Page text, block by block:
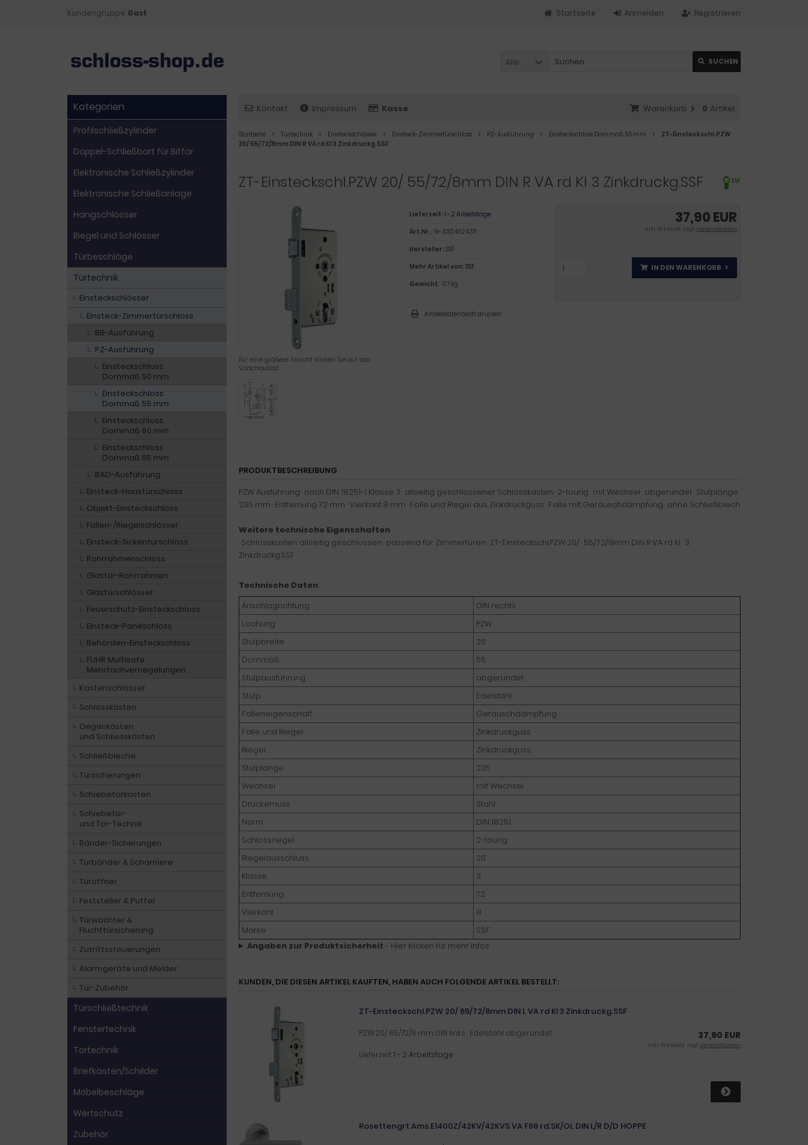
Kundengruppe: Gast Registrieren
Anmelden
Startseite
Alle SUCHEN
Kontakt Impressum Kasse Warenkorb 0 Artikel
Startseite Türtechnik Einsteckschlösser Einsteck-Zimmertürschloss PZ-Ausführung Einsteckschloss Dornmaß 55 mm
ZT-Einsteckschl.PZW
20/ 55/72/8mm DIN R VA rd Kl 3 Zinkdruckg.SSF
ZT-Einsteckschl.PZW 20/ 55/72/8mm DIN R VA rd Kl 3 Zinkdruckg.SSF
Für eine größere Ansicht klicken Sie auf das
Vorschaubild
37,90 EUR
inkl. 19 % MwSt. zzgl.Versandkosten
IN DEN WARENKORB
Lieferzeit: 1 - 2 Arbeitstage
Art.Nr.: N-3324024311
Hersteller: SSF
Mehr Artikel von: SSF
Gewicht: 0.7 kg
Artikeldatenblatt drucken
PRODUKTBESCHREIBUNG
PZW Ausführung · nach DIN 18251-1 Klasse 3 · allseitig geschlossener Schlosskasten · 2-tourig · mit Wechsel · abgerundet · Stulplänge
235 mm · Entfernung 72 mm · Vierkant 8 mm · Falle und Riegel aus Zinkdruckguss · Falle mit Geräuschdämpfung · ohne Schließblech
Weitere technische Eigenschaften
· Schlosskasten: allseitig geschlossen · passend für: Zimmertüren · ZT-Einsteckschl.PZW 20/ · 55/72/8mm DIN R VA rd Kl · 3
Zinkdruckg.SSF ·
Technische Daten
Anschlagrichtung
DIN rechts
Lochung
PZW
Stulpbreite
20
Dornmaß
55
Stulpausführung
abgerundet
Stulp
Edelstahl
Falleneigenschaft
Geräuschdämpfung
Falle und Riegel
Zinkdruckguss
Riegel
Zinkdruckguss
Stulplänge
235
Wechsel
mit Wechsel
Drückernuss
Stahl
Norm
DIN 18251
Schlossriegel
2-tourig
Riegelausschluss
20
Klasse
3
Entfernung
72
Vierkant
8
Marke
SSF
Angaben zur Produktsicherheit - Hier klicken für mehr Infos
KUNDEN, DIE DIESEN ARTIKEL KAUFTEN, HABEN AUCH FOLGENDE ARTIKEL BESTELLT:
ZT-Einsteckschl.PZW 20/ 65/72/8mm DIN L VA rd Kl 3 Zinkdruckg.SSF
PZW 20/ 65/72/8 mm DIN links · Edelstahl abgerundet
Lieferzeit:1 - 2 Arbeitstage
37,90 EUR
inkl. 19 % MwSt. zzgl.Versandkosten
Rosettengrt.Ams.E1400Z/42KV/42KVS VA F69 rd.SK/OL DIN L/R D/D HOPPE
Kategorien
Profilschließzylinder
Doppel-Schließbart für Biffar
Elektronische Schließzylinder
Elektronische Schließanlage
Hangschlösser
Riegel und Schlösser
Türbeschläge
Türtechnik
Einsteckschlösser
Einsteck-Zimmertürschloss
BB-Ausführung
PZ-Ausführung
Einsteckschloss
Dornmaß 50 mm
Einsteckschloss
Dornmaß 55 mm
Einsteckschloss
Dornmaß 60 mm
Einsteckschloss
Dornmaß 65 mm
BAD-Ausführung
Einsteck-Haustürschloss
Objekt-Einsteckschloss
Fallen-/Riegelschlösser
Einsteck-Sickentürschloss
Rohrrahmenschloss
Glastür-Rohrrahmen
Glastürschlösser
Feuerschutz-Einsteckschloss
Einsteck-Panikschloss
Behörden-Einsteckschloss
FUHR Multisafe
Mehrfachverriegelungen
Kastenschlösser
Schlosskästen
Gegenkästen
und Schliesskästen
Schließbleche
Türsicherungen
Schiebetorkasten
Schiebetür-
und Tor-Technik
Bänder-Sicherungen
Türbänder & Scharniere
Türöffner
Feststeller & Puffer
Türwächter &
Fluchttürsicherung
Zutrittssteuerungen
Alarmgeräte und Melder
Tür-Zubehör
Türschließtechnik
Fenstertechnik
Tortechnik
Briefkästen/Schilder
Möbelbeschläge
Wertschutz
Zubehör